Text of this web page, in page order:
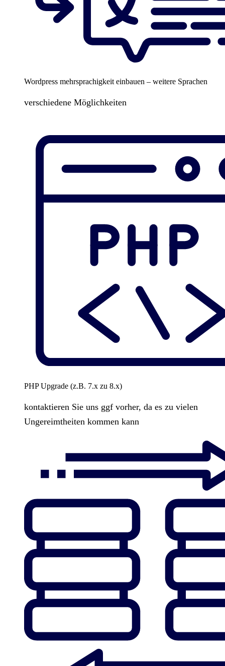
Wordpress mehrsprachigkeit einbauen – weitere Sprachen
verschiedene Möglichkeiten
PHP Upgrade (z.B. 7.x zu 8.x)
kontaktieren Sie uns ggf vorher, da es zu vielen
Ungereimtheiten kommen kann